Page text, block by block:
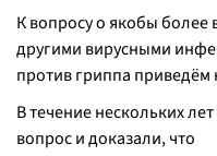
К вопросу о якобы
другими вирусными
против гриппа
В течение нескольких
вопрос и доказали, что